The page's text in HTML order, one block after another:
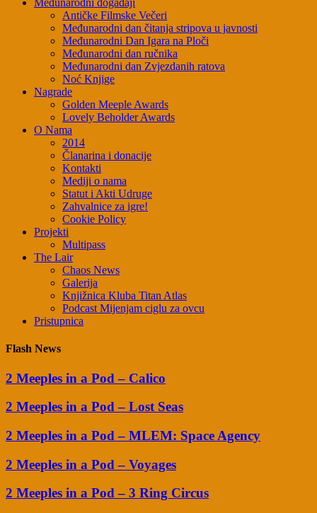
Međunarodni događaji
Antičke Filmske Večeri
Međunarodni dan čitanja stripova u javnosti
Međunarodni Dan Igara na Ploči
Međunarodni dan ručnika
Međunarodni dan Zvjezdanih ratova
Noć Knjige
Nagrade
Golden Meeple Awards
Lovely Beholder Awards
O Nama
2014
Članarina i donacije
Kontakti
Mediji o nama
Statut i Akti Udruge
Zahvalnice za igre!
Cookie Policy
Projekti
Multipass
The Lair
Chaos News
Galerija
Knjižnica Kluba Titan Atlas
Podcast Mijenjam ciglu za ovcu
Pristupnica
Flash News
2 Meeples in a Pod – Calico
2 Meeples in a Pod – Lost Seas
2 Meeples in a Pod – MLEM: Space Agency
2 Meeples in a Pod – Voyages
2 Meeples in a Pod – 3 Ring Circus